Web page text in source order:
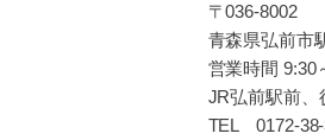
〒036-8002
青森県弘前市
営業時間 9:30
JR弘前駅前、
TEL 0172-38-